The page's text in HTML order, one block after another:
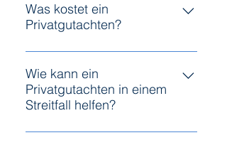
Privatgutachten (Baugutachten
und Bewertungsgutachten) sowie
den Auftraggeber bei rechtlichen
Auseinandersetzungen,
Immobilienbewertungen und
Was kostet ein
Privatgutachten?
Hier bin ich Ihnen noch eine
Antwort schuldig, bitte
kontaktieren Sie mich.
Wie kann ein
Privatgutachten in einem
Streitfall helfen?
Ein Privatgutachten bietet eine